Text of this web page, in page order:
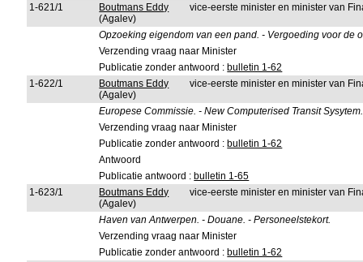
1-621/1
Boutmans Eddy
(Agalev)
vice-eerste minister en minister van
Opzoeking eigendom van een pand. - Vergoeding voor de
Verzending vraag naar Minister
Publicatie zonder antwoord : bulletin 1-62
1-622/1
Boutmans Eddy
(Agalev)
vice-eerste minister en minister van
Europese Commissie. - New Computerised Transit
Verzending vraag naar Minister
Publicatie zonder antwoord : bulletin 1-62
Antwoord
Publicatie antwoord : bulletin 1-65
1-623/1
Boutmans Eddy
(Agalev)
vice-eerste minister en minister van
Haven van Antwerpen. - Douane. - Personeelstekort.
Verzending vraag naar Minister
Publicatie zonder antwoord : bulletin 1-62